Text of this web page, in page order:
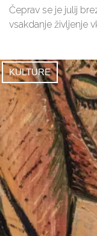
Čeprav se je julij
vsakdanje življenje
KULTURE